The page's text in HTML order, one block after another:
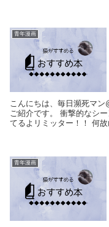
青年漫画
こんにちは、毎日瀕死マン
ご紹介です。 衝撃的なシ
てるよリミッター！！ 何
青年漫画